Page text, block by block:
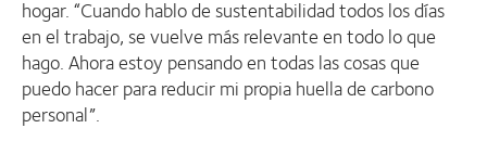
hogar. “Cuando hablo de sustentabilidad todos los días
en el trabajo, se vuelve más relevante en todo lo que
hago. Ahora estoy pensando en todas las cosas que
puedo hacer para reducir mi propia huella de carbono
personal”.